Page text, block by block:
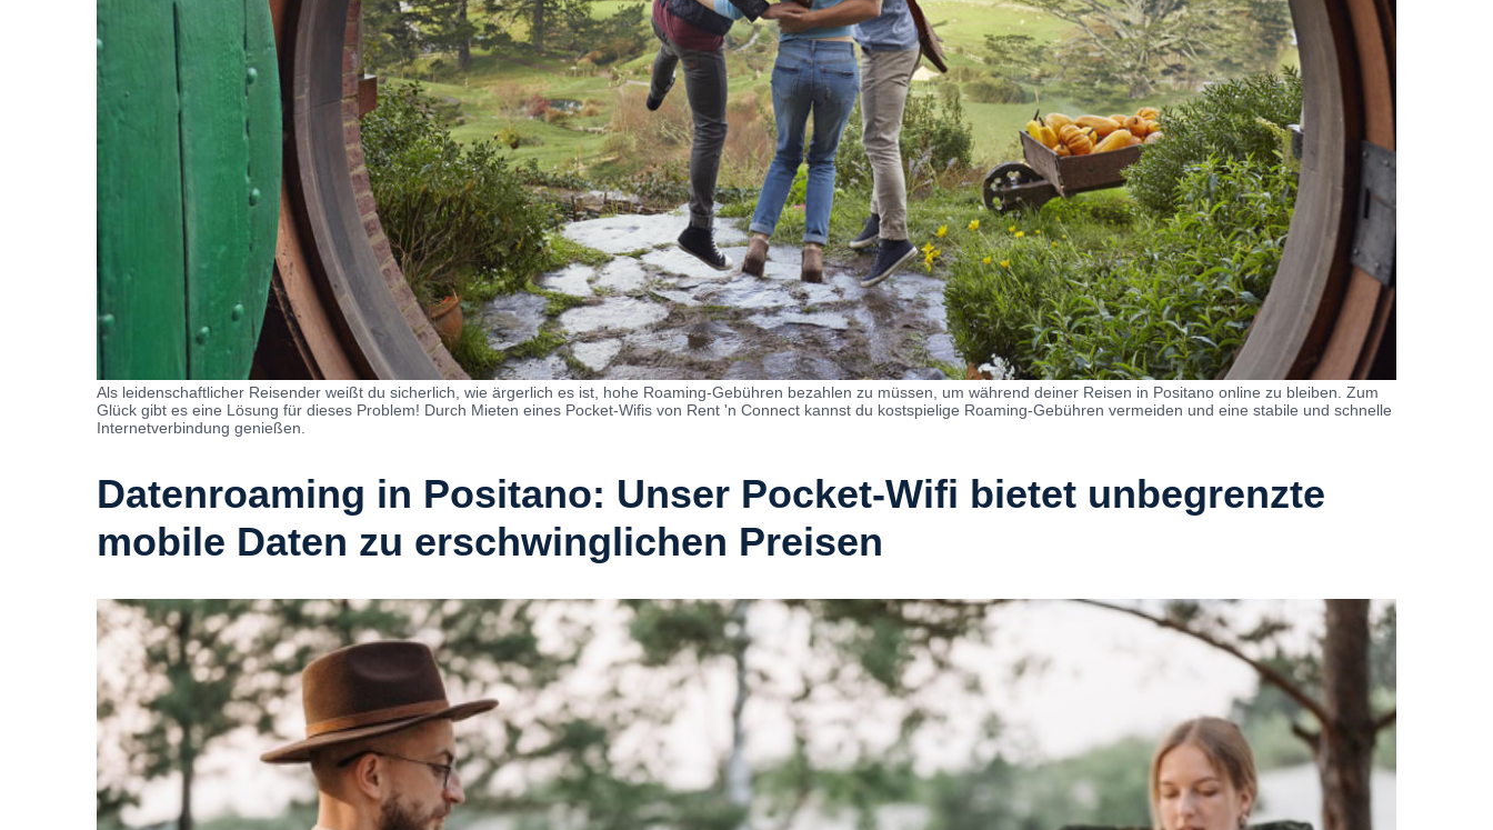
Als leidenschaftlicher Reisender weißt du sicherlich, wie ärgerlich es ist, hohe Roaming-Gebühren bezahlen zu müssen, um während deiner Reisen in Positano online zu bleiben. Zum
Glück gibt es eine Lösung für dieses Problem! Durch Mieten eines Pocket-Wifis von Rent 'n Connect kannst du kostspielige Roaming-Gebühren vermeiden und eine stabile und schnelle
Internetverbindung genießen.
Datenroaming in Positano: Unser Pocket-Wifi bietet unbegrenzte
mobile Daten zu erschwinglichen Preisen